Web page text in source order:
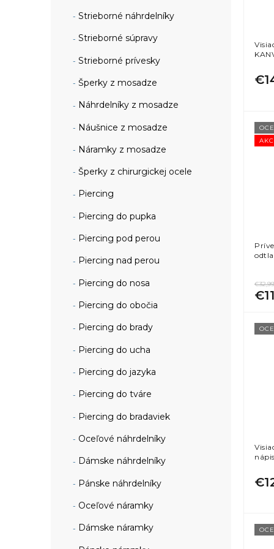
Strieborné náhrdelníky
Strieborné súpravy
Strieborné prívesky
Šperky z mosadze
Náhrdelníky z mosadze
Náušnice z mosadze
Náramky z mosadze
Šperky z chirurgickej ocele
Piercing
Piercing do pupka
Piercing pod perou
Piercing nad perou
Piercing do nosa
Piercing do obočia
Piercing do brady
Piercing do ucha
Piercing do jazyka
Piercing do tváre
Piercing do bradaviek
Oceľové náhrdelníky
Dámske náhrdelníky
Pánske náhrdelníky
Oceľové náramky
Dámske náramky
€32,99